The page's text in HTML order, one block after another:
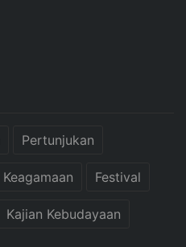
Pertunjukan
Keagamaan Festival
Kajian Kebudayaan